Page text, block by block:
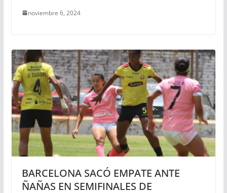
noviembre 6, 2024
BARCELONA SACÓ EMPATE ANTE
ÑAÑAS EN SEMIFINALES DE